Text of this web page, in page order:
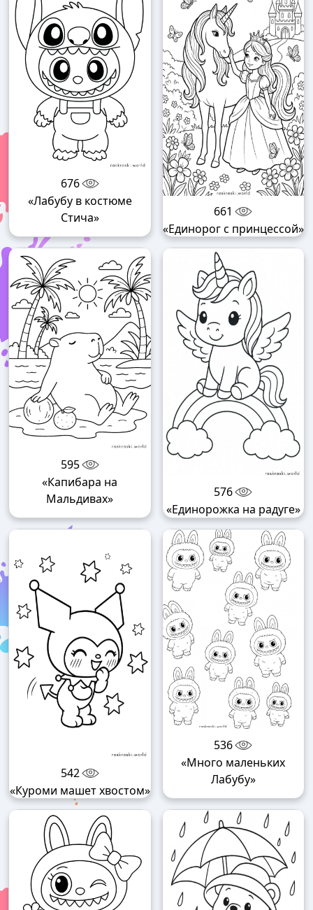
676
«Лабубу в костюме
Стича»
661
«Единорог с принцессой»
595
«Капибара на
Мальдивах»
576
«Единорожка на радуге»
542
«Куроми машет хвостом»
536
«Много маленьких
Лабубу»